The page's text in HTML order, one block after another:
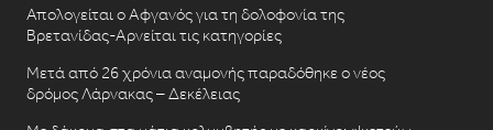
Απολογείται ο Αφγανός για τη δολοφονία της
Βρετανίδας-Αρνείται τις κατηγορίες
Μετά από 26 χρόνια αναμονής παραδόθηκε ο νέος
δρόμος Λάρνακας – Δεκέλειας